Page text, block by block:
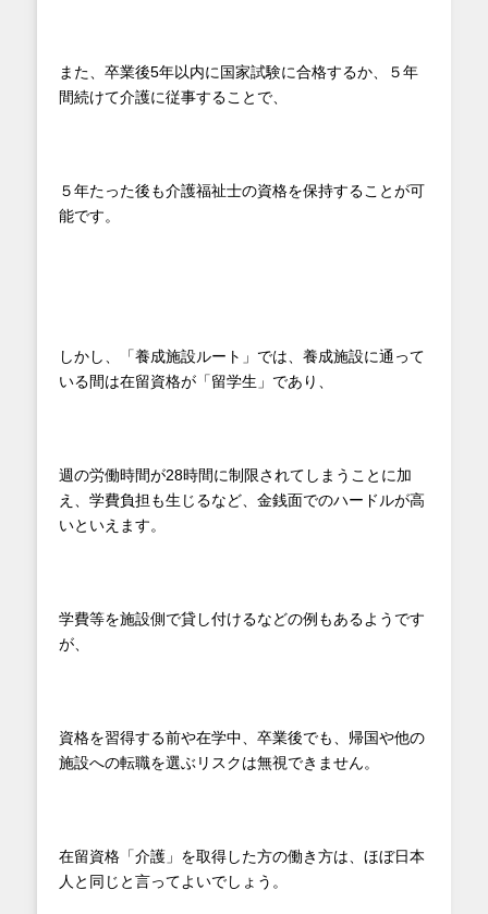
また、卒業後5年以内に国家試験に合格するか、５年
間続けて介護に従事することで、
５年たった後も介護福祉士の資格を保持することが可
能です。
しかし、「養成施設ルート」では、養成施設に通って
いる間は在留資格が「留学生」であり、
週の労働時間が28時間に制限されてしまうことに加
え、学費負担も生じるなど、金銭面でのハードルが高
いといえます。
学費等を施設側で貸し付けるなどの例もあるようです
が、
資格を習得する前や在学中、卒業後でも、帰国や他の
施設への転職を選ぶリスクは無視できません。
在留資格「介護」を取得した方の働き方は、ほぼ日本
人と同じと言ってよいでしょう。